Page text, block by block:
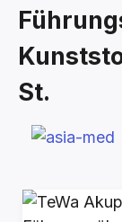
St.
Bildergalerie